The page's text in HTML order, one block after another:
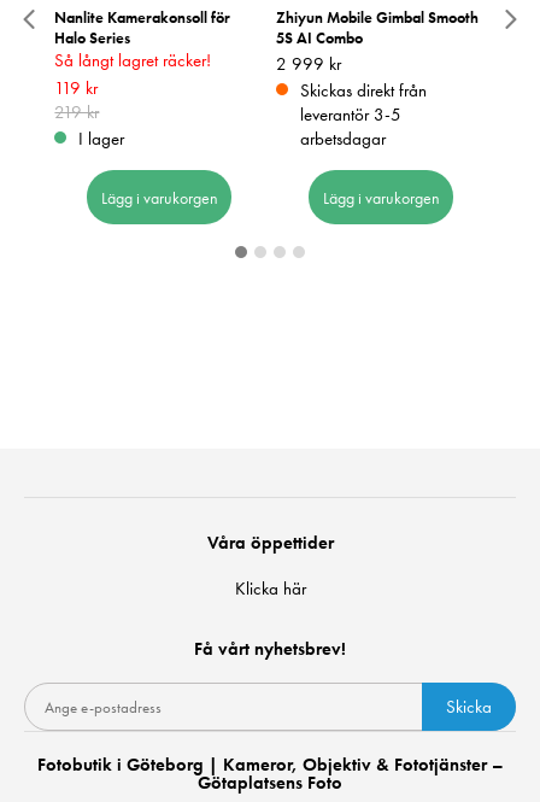
Nanlite Kamerakonsoll för
Halo Series
Så långt lagret räcker!
Nuvarande pris
pris:219 kr
119 kr
219 kr
I lager
Lägg i varukorgen
Zhiyun Mobile Gimbal Smooth
5S AI Combo
Pris:2 999 kr
2 999 kr
Skickas direkt från
leverantör 3-5
arbetsdagar
Lägg i varukorgen
Våra öppettider
Klicka här
Få vårt nyhetsbrev!
Skicka
Fotobutik i Göteborg | Kameror, Objektiv & Fototjänster –
Götaplatsens Foto